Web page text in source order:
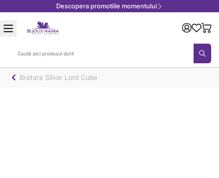
Descopera promotiile momentului
Căutare
Bratara Silver Lord Cube